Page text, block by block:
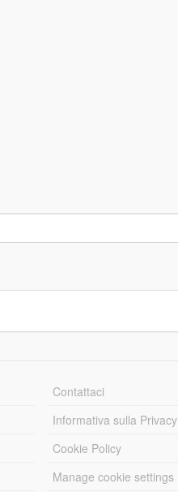
Contattaci
Informativa sulla Privacy
Cookie Policy
Manage cookie settings